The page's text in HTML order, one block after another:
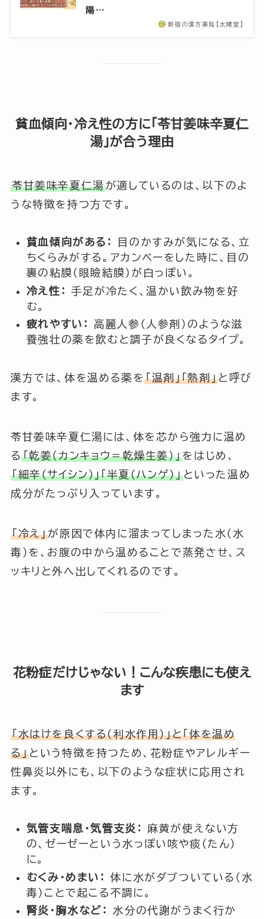
陽…
新宿の漢方薬局【太陽堂】
貧血傾向・冷え性の方に「苓甘姜味辛夏仁
湯」が合う理由
苓甘姜味辛夏仁湯が適しているのは、以下のよ
うな特徴を持つ方です。
貧血傾向がある：
目のかすみが気になる、立
ちくらみがする。アカンベーをした時に、目の
裏の粘膜（眼瞼結膜）が白っぽい。
冷え性：
手足が冷たく、温かい飲み物を好
む。
疲れやすい：
高麗人参（人参剤）のような滋
養強壮の薬を飲むと調子が良くなるタイプ。
漢方では、体を温める薬を「温剤」「熱剤」 と呼び
ます。
苓甘姜味辛夏仁湯には、体を芯から強力に温め
る 「乾姜（カンキョウ＝乾燥生姜）」をはじめ、
「細辛（サイシン）」「半夏（ハンゲ）」といった温め
成分がたっぷり入っています。
「冷え」が原因で体内に溜まってしまった水（水
毒）を、お腹の中から温めることで蒸発させ、ス
ッキリと外へ出してくれるのです。
花粉症だけじゃない！こんな疾患にも使え
ます
「水はけを良くする（利水作用）」と「体を温め
る」 という特徴を持つため、花粉症やアレルギー
性鼻炎以外にも、以下のような症状に応用され
ます。
気管支喘息・気管支炎：
麻黄が使えない方
の、ゼーゼーという水っぽい咳や痰（たん）
に。
むくみ・めまい：
体に水がダブついている（水
毒）ことで起こる不調に。
腎炎・胸水など：
水分の代謝がうまく行か